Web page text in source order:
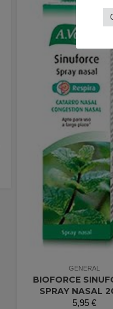
GENERAL
BIOFORCE
SPRAY NASAL
5,95 €